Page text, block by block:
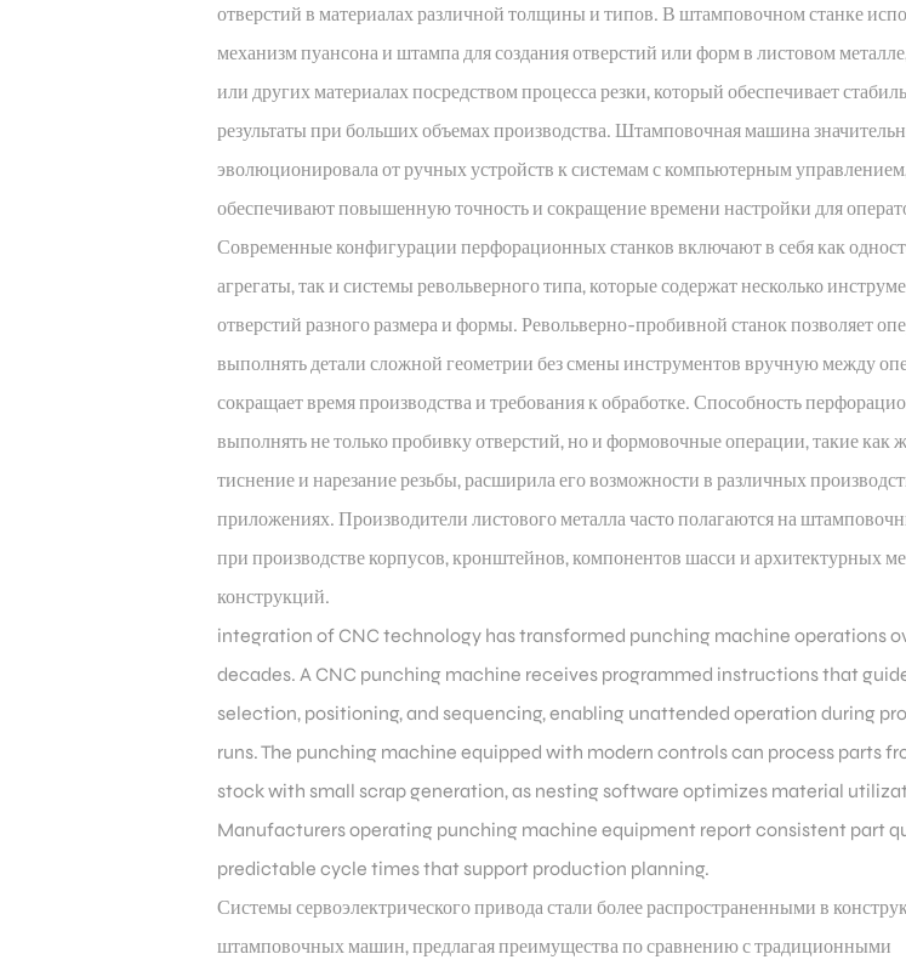
отверстий в материалах различной толщины и типов. В штамповочном станке
механизм пуансона и штампа для создания отверстий или форм в листовом
или других материалах посредством процесса резки, который обеспечивает
результаты при больших объемах производства. Штамповочная машина
эволюционировала от ручных устройств к системам с компьютерным
обеспечивают повышенную точность и сокращение времени настройки для
Современные конфигурации перфорационных станков включают в себя как
агрегаты, так и системы револьверного типа, которые содержат несколько
отверстий разного размера и формы. Револьверно-пробивной станок позволяет
выполнять детали сложной геометрии без смены инструментов вручную между
сокращает время производства и требования к обработке. Способность
выполнять не только пробивку отверстий, но и формовочные операции, такие как
тиснение и нарезание резьбы, расширила его возможности в различных
приложениях. Производители листового металла часто полагаются на
при производстве корпусов, кронштейнов, компонентов шасси и архитектурных
конструкций.
integration of CNC technology has transformed punching machine operations
decades. A CNC punching machine receives programmed instructions that
selection, positioning, and sequencing, enabling unattended operation during
runs. The punching machine equipped with modern controls can process parts
stock with small scrap generation, as nesting software optimizes material
Manufacturers operating punching machine equipment report consistent part
predictable cycle times that support production planning.
Системы сервоэлектрического привода стали более распространенными в
штамповочных машин, предлагая преимущества по сравнению с традиционными